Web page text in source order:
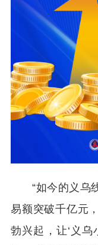
“如今的义乌
易额突破千亿元
勃兴起，让‘义乌